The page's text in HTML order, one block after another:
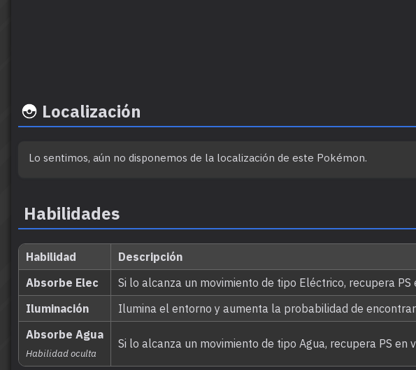
Localización
Lo sentimos, aún no disponemos de la localización de este Pokémon.
Habilidades
Habilidad
Descripción
Absorbe Elec
Si lo alcanza un movimiento de tipo Eléctrico, recupera PS
Iluminación
Ilumina el entorno y aumenta la probabilidad de
Absorbe Agua
Habilidad oculta
Si lo alcanza un movimiento de tipo Agua, recupera PS en